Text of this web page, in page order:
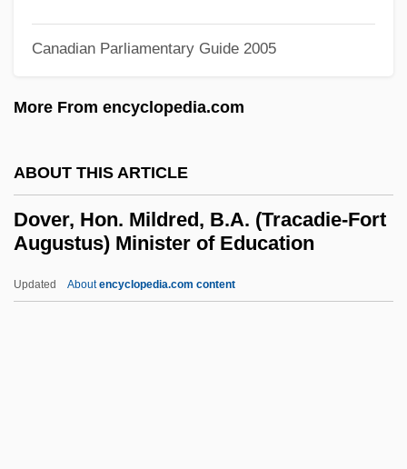
Canadian Parliamentary Guide 2005
More From encyclopedia.com
ABOUT THIS ARTICLE
Dover, Hon. Mildred, B.A. (Tracadie-Fort
Augustus) Minister of Education
Updated Aboutencyclopedia.com content
Doval, Teresa De La Caridad 1966-
Dov Ber Of Mezhirich
Dov Baer Of Mezhirech
Dov Baer (the Maggid) Of Mezhirech
Dov Baar Of Lubavitch
Douy, Max